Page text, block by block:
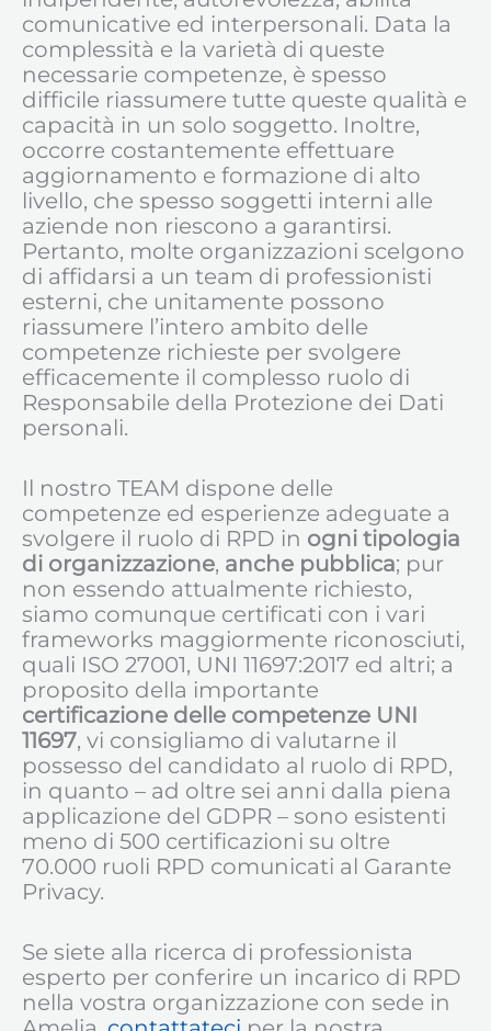
comunicative ed interpersonali. Data la
complessità e la varietà di queste
necessarie competenze, è spesso
difficile riassumere tutte queste qualità e
capacità in un solo soggetto. Inoltre,
occorre costantemente effettuare
aggiornamento e formazione di alto
livello, che spesso soggetti interni alle
aziende non riescono a garantirsi.
Pertanto, molte organizzazioni scelgono
di affidarsi a un team di professionisti
esterni, che unitamente possono
riassumere l’intero ambito delle
competenze richieste per svolgere
efficacemente il complesso ruolo di
Responsabile della Protezione dei Dati
personali.
Il nostro TEAM dispone delle
competenze ed esperienze adeguate a
svolgere il ruolo di RPD in ogni tipologia
di organizzazione, anche pubblica; pur
non essendo attualmente richiesto,
siamo comunque certificati con i vari
frameworks maggiormente riconosciuti,
quali ISO 27001, UNI 11697:2017 ed altri; a
proposito della importante
certificazione delle competenze UNI
11697, vi consigliamo di valutarne il
possesso del candidato al ruolo di RPD,
in quanto – ad oltre sei anni dalla piena
applicazione del GDPR – sono esistenti
meno di 500 certificazioni su oltre
70.000 ruoli RPD comunicati al Garante
Privacy.
Se siete alla ricerca di professionista
esperto per conferire un incarico di RPD
nella vostra organizzazione con sede in